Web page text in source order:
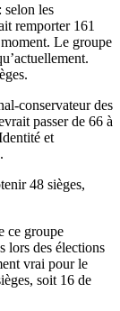
selon les
remporter 161
Le groupe
conservateur des
passer de 66 à
et
48 sièges,
ce groupe
lors des élections
vrai pour le
soit 16 de